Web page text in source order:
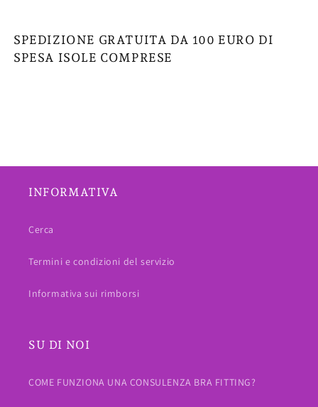
SPEDIZIONE GRATUITA DA 100 EURO DI
SPESA ISOLE COMPRESE
INFORMATIVA
Cerca
Termini e condizioni del servizio
Informativa sui rimborsi
SU DI NOI
COME FUNZIONA UNA CONSULENZA BRA FITTING?